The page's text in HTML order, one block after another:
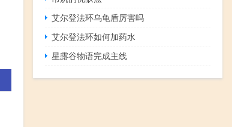
艾尔登法环乌龟盾厉害吗
艾尔登法环如何加药水
星露谷物语完成主线